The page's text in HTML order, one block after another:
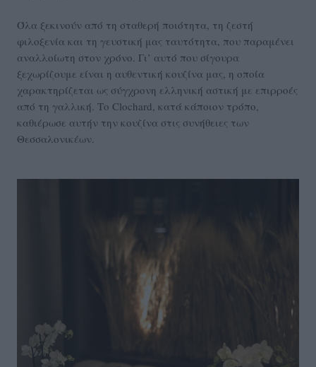
Όλα ξεκινούν από τη σταθερή ποιότητα, τη ζεστή
φιλοξενία και τη γευστική μας ταυτότητα, που παραμένει
αναλλοίωτη στον χρόνο. Γι’ αυτό που σίγουρα
ξεχωρίζουμε είναι η αυθεντική κουζίνα μας, η οποία
χαρακτηρίζεται ως σύγχρονη ελληνική αστική με επιρροές
από τη γαλλική. Το Clochard, κατά κάποιον τρόπο,
καθιέρωσε αυτήν την κουζίνα στις συνήθειες των
Θεσσαλονικέων.